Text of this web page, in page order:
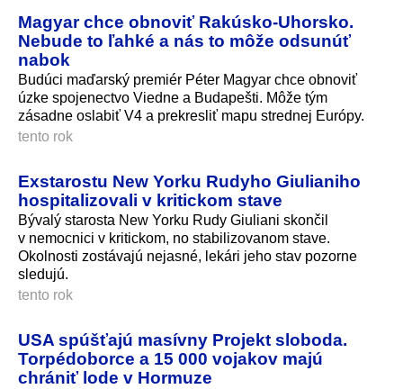
Magyar chce obnoviť Rakúsko-Uhorsko.
Nebude to ľahké a nás to môže odsunúť
nabok
Budúci maďarský premiér Péter Magyar chce obnoviť
úzke spojenectvo Viedne a Budapešti. Môže tým
zásadne oslabiť V4 a prekresliť mapu strednej Európy.
tento rok
Exstarostu New Yorku Rudyho Giulianiho
hospitalizovali v kritickom stave
Bývalý starosta New Yorku Rudy Giuliani skončil
v nemocnici v kritickom, no stabilizovanom stave.
Okolnosti zostávajú nejasné, lekári jeho stav pozorne
sledujú.
tento rok
USA spúšťajú masívny Projekt sloboda.
Torpédoborce a 15 000 vojakov majú
chrániť lode v Hormuze